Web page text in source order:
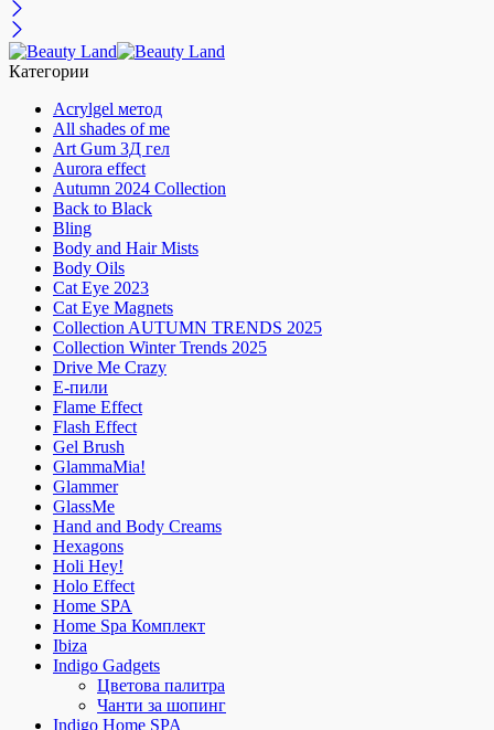
Категории
Acrylgel метод
All shades of me
Art Gum 3Д гел
Aurora effect
Autumn 2024 Collection
Back to Black
Bling
Body and Hair Mists
Body Oils
Cat Eye 2023
Cat Eye Magnets
Collection AUTUMN TRENDS 2025
Collection Winter Trends 2025
Drive Me Crazy
E-пили
Flame Effect
Flash Effect
Gel Brush
GlammaMia!
Glammer
GlassMe
Hand and Body Creams
Hexagons
Holi Hey!
Holo Effect
Home SPA
Home Spa Комплект
Ibiza
Indigo Gadgets
Цветова палитра
Чанти за шопинг
Indigo Home SPA